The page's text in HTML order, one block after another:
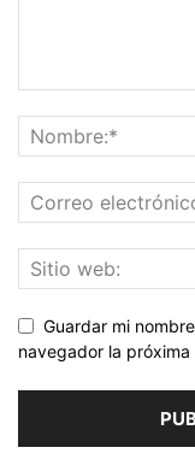
Guardar mi
navegador la